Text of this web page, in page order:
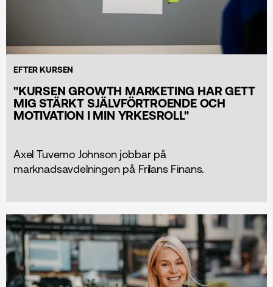
EFTER KURSEN
"KURSEN GROWTH MARKETING HAR GETT
MIG STÄRKT SJÄLVFÖRTROENDE OCH
MOTIVATION I MIN YRKESROLL"
Axel Tuvemo Johnson jobbar på
marknadsavdelningen på Frilans Finans.